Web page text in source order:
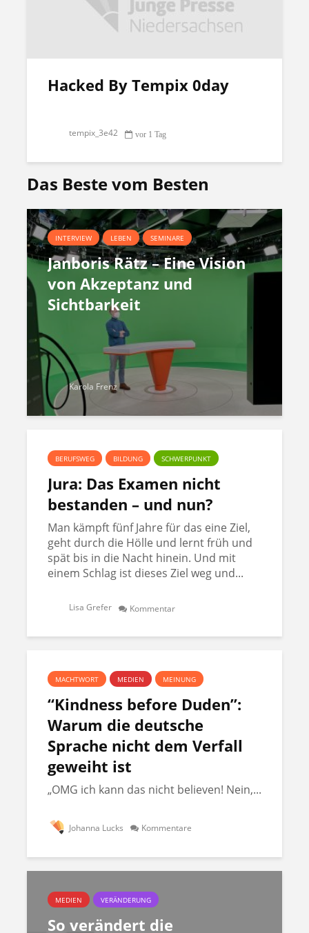
Hacked By Tempix 0day
tempix_3e42 vor 1 Tag
Das Beste vom Besten
INTERVIEW LEBEN SEMINARE
Janboris Rätz – Eine Vision
von Akzeptanz und
Sichtbarkeit
Karola Frenz
BERUFSWEG BILDUNG SCHWERPUNKT
Jura: Das Examen nicht
bestanden – und nun?
Man kämpft fünf Jahre für das eine Ziel,
geht durch die Hölle und lernt früh und
spät bis in die Nacht hinein. Und mit
einem Schlag ist dieses Ziel weg und...
Lisa Grefer Kommentar
MACHTWORT MEDIEN MEINUNG
“Kindness before Duden”:
Warum die deutsche
Sprache nicht dem Verfall
geweiht ist
„OMG ich kann das nicht believen! Nein,...
Johanna Lucks Kommentare
MEDIEN VERÄNDERUNG
So verändert die